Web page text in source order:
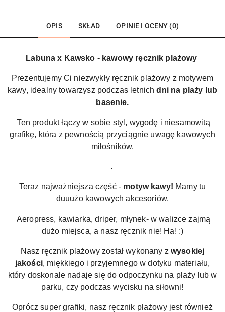
OPIS SKŁAD OPINIE I OCENY (0)
Labuna x Kawsko - kawowy ręcznik plażowy
Prezentujemy Ci niezwykły ręcznik plażowy z motywem
kawy, idealny towarzysz podczas letnichdni na plaży lub
basenie.
Ten produkt łączy w sobie styl, wygodę i niesamowitą
grafikę, która z pewnością przyciągnie uwagę kawowych
miłośników.
.
Teraz najważniejsza część - motyw kawy! Mamy tu
duuużo kawowych akcesoriów.
Aeropress, kawiarka, driper, młynek- w walizce zajmą
dużo miejsca, a nasz ręcznik nie! Ha! :)
Nasz ręcznik plażowy został wykonany z wysokiej
jakości, miękkiego i przyjemnego w dotyku materiału,
który doskonale nadaje się do odpoczynku na plaży lub w
parku, czy podczas wycisku na siłowni!
Oprócz super grafiki, nasz ręcznik plażowy jest również